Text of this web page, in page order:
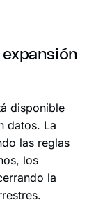
disponible
datos. La
las reglas
los
la